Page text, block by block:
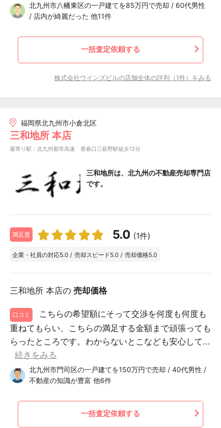
北九州市八幡東区の一戸建てを85万円で売却 / 60代男性
/ 店内が綺麗だった 他11件
一括査定依頼する
株式会社ウインズビルの店舗全体の評判（1件）をみる
福岡県北九州市小倉北区
三和地所 本店
最寄り駅：北九州都市高速 香春口三萩野駅徒歩12分
三和地所は、北九州の不動産売却専門店
です。
満足度 5.0 (1件)
企業・社員の対応5.0 / 売却スピード5.0 / 売却価格5.0
三和地所 本店の 売却価格
口コミ
こちらの希望額にそって交渉を何度も何度も
重ねてもらい、こちらの満足する金額まで頑張っても
らったところです。わからないとこなども安心して...
続きをみる
北九州市門司区の一戸建てを150万円で売却 / 40代男性 /
不動産の知識が豊富 他6件
一括査定依頼する